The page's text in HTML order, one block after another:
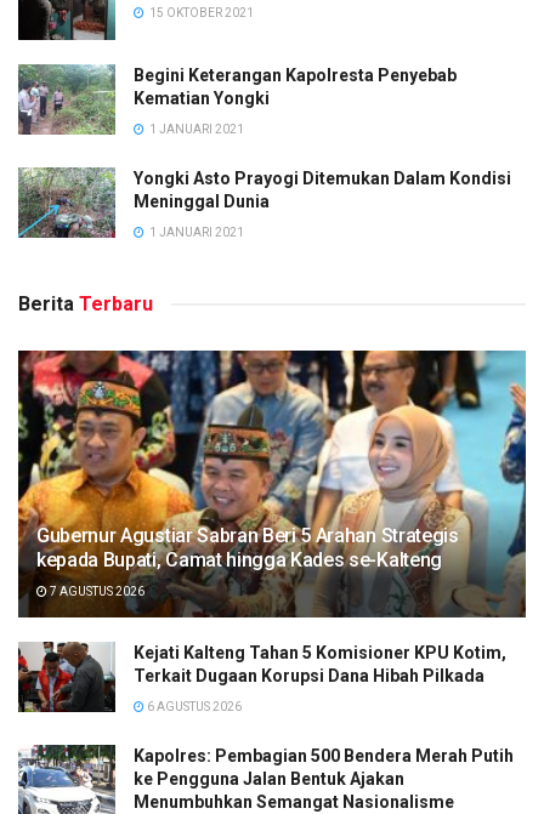
15 OKTOBER 2021
Begini Keterangan Kapolresta Penyebab
Kematian Yongki
1 JANUARI 2021
Yongki Asto Prayogi Ditemukan Dalam Kondisi
Meninggal Dunia
1 JANUARI 2021
Berita Terbaru
Gubernur Agustiar Sabran Beri 5 Arahan Strategis
kepada Bupati, Camat hingga Kades se-Kalteng
7 AGUSTUS 2026
Kejati Kalteng Tahan 5 Komisioner KPU Kotim,
Terkait Dugaan Korupsi Dana Hibah Pilkada
6 AGUSTUS 2026
Kapolres: Pembagian 500 Bendera Merah Putih
ke Pengguna Jalan Bentuk Ajakan
Menumbuhkan Semangat Nasionalisme